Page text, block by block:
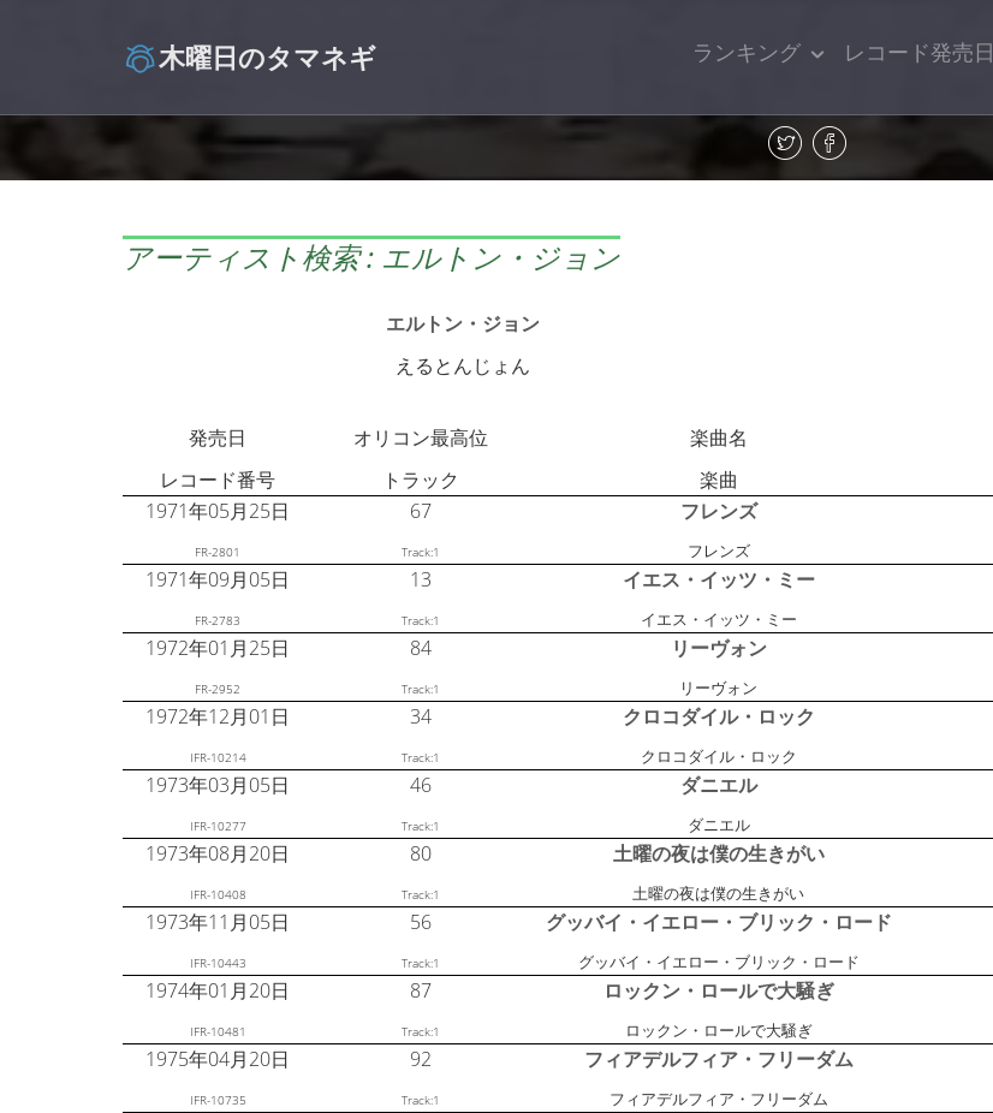
木曜日のタマネギ ランキング レコード発売日
アーティスト検索 : エルトン・ジョン
エルトン・ジョン
えるとんじょん
発売日 オリコン最高位
楽曲名
レコード番号
トラック 楽曲
1971年05月25日
67 フレンズ
FR-2801 Track:1 フレンズ
1971年09月05日 13 イエス・イッツ・ミー
FR-2783 Track:1 イエス・イッツ・ミー
1972年01月25日 84 リーヴォン
FR-2952 Track:1 リーヴォン
1972年12月01日 34 クロコダイル・ロック
IFR-10214 Track:1 クロコダイル・ロック
1973年03月05日 46 ダニエル
IFR-10277 Track:1 ダニエル
1973年08月20日 80 土曜の夜は僕の生きがい
IFR-10408 Track:1 土曜の夜は僕の生きがい
1973年11月05日 56 グッバイ・イエロー・ブリック・ロード
IFR-10443 Track:1 グッバイ・イエロー・ブリック・ロード
1974年01月20日 87 ロックン・ロールで大騒ぎ
IFR-10481 Track:1 ロックン・ロールで大騒ぎ
1975年04月20日 92 フィアデルフィア・フリーダム
IFR-10735 Track:1 フィアデルフィア・フリーダム